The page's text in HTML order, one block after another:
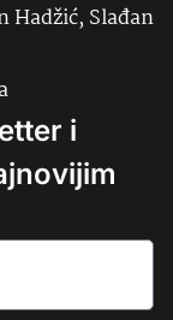
Hadžić, Slađan
i